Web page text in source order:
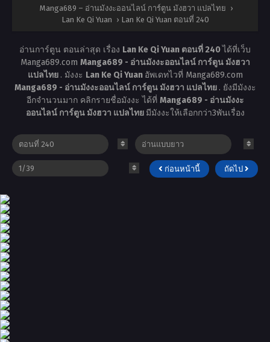
Manga689 – อ่านมังงะออนไลน์ การ์ตูน มังฮวา แปลไทย ›
Lan Ke Qi Yuan › Lan Ke Qi Yuan ตอนที่ 240
อ่านการ์ตูน ตอนล่าสุด เรื่อง Lan Ke Qi Yuan ตอนที่ 240ได้ที่เว็บ
Manga689.com Manga689 - อ่านมังงะออนไลน์ การ์ตูน มังฮวา
แปลไทย . มังงะ Lan Ke Qi Yuan อัพเดทไวที่ Manga689.com
Manga689 - อ่านมังงะออนไลน์ การ์ตูน มังฮวา แปลไทย . ยังมีมังงะ
อีกจำนวนมาก คลิกรายชื่อมังงะ ได้ที่ Manga689 - อ่านมังงะ
ออนไลน์ การ์ตูน มังฮวา แปลไทย มีมังงะให้เลือกกว่า3พันเรื่อง
ก่อนหน้านี้ ถัดไป